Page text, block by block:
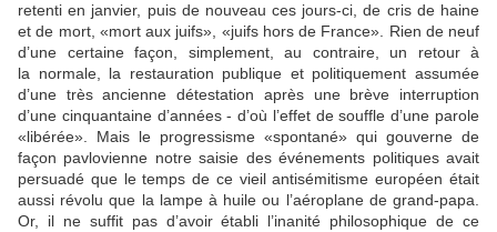
retenti en janvier, puis de nouveau ces jours-ci, de cris de haine
et de mort, «mort aux juifs», «juifs hors de France». Rien de neuf
d’une certaine façon, simplement, au contraire, un retour à
la normale, la restauration publique et politiquement assumée
d’une très ancienne détestation après une brève interruption
d’une cinquantaine d’années - d’où l’effet de souffle d’une parole
«libérée». Mais le progressisme «spontané» qui gouverne de
façon pavlovienne notre saisie des événements politiques avait
persuadé que le temps de ce vieil antisémitisme européen était
aussi révolu que la lampe à huile ou l’aéroplane de grand-papa.
Or, il ne suffit pas d’avoir établi l’inanité philosophique de ce